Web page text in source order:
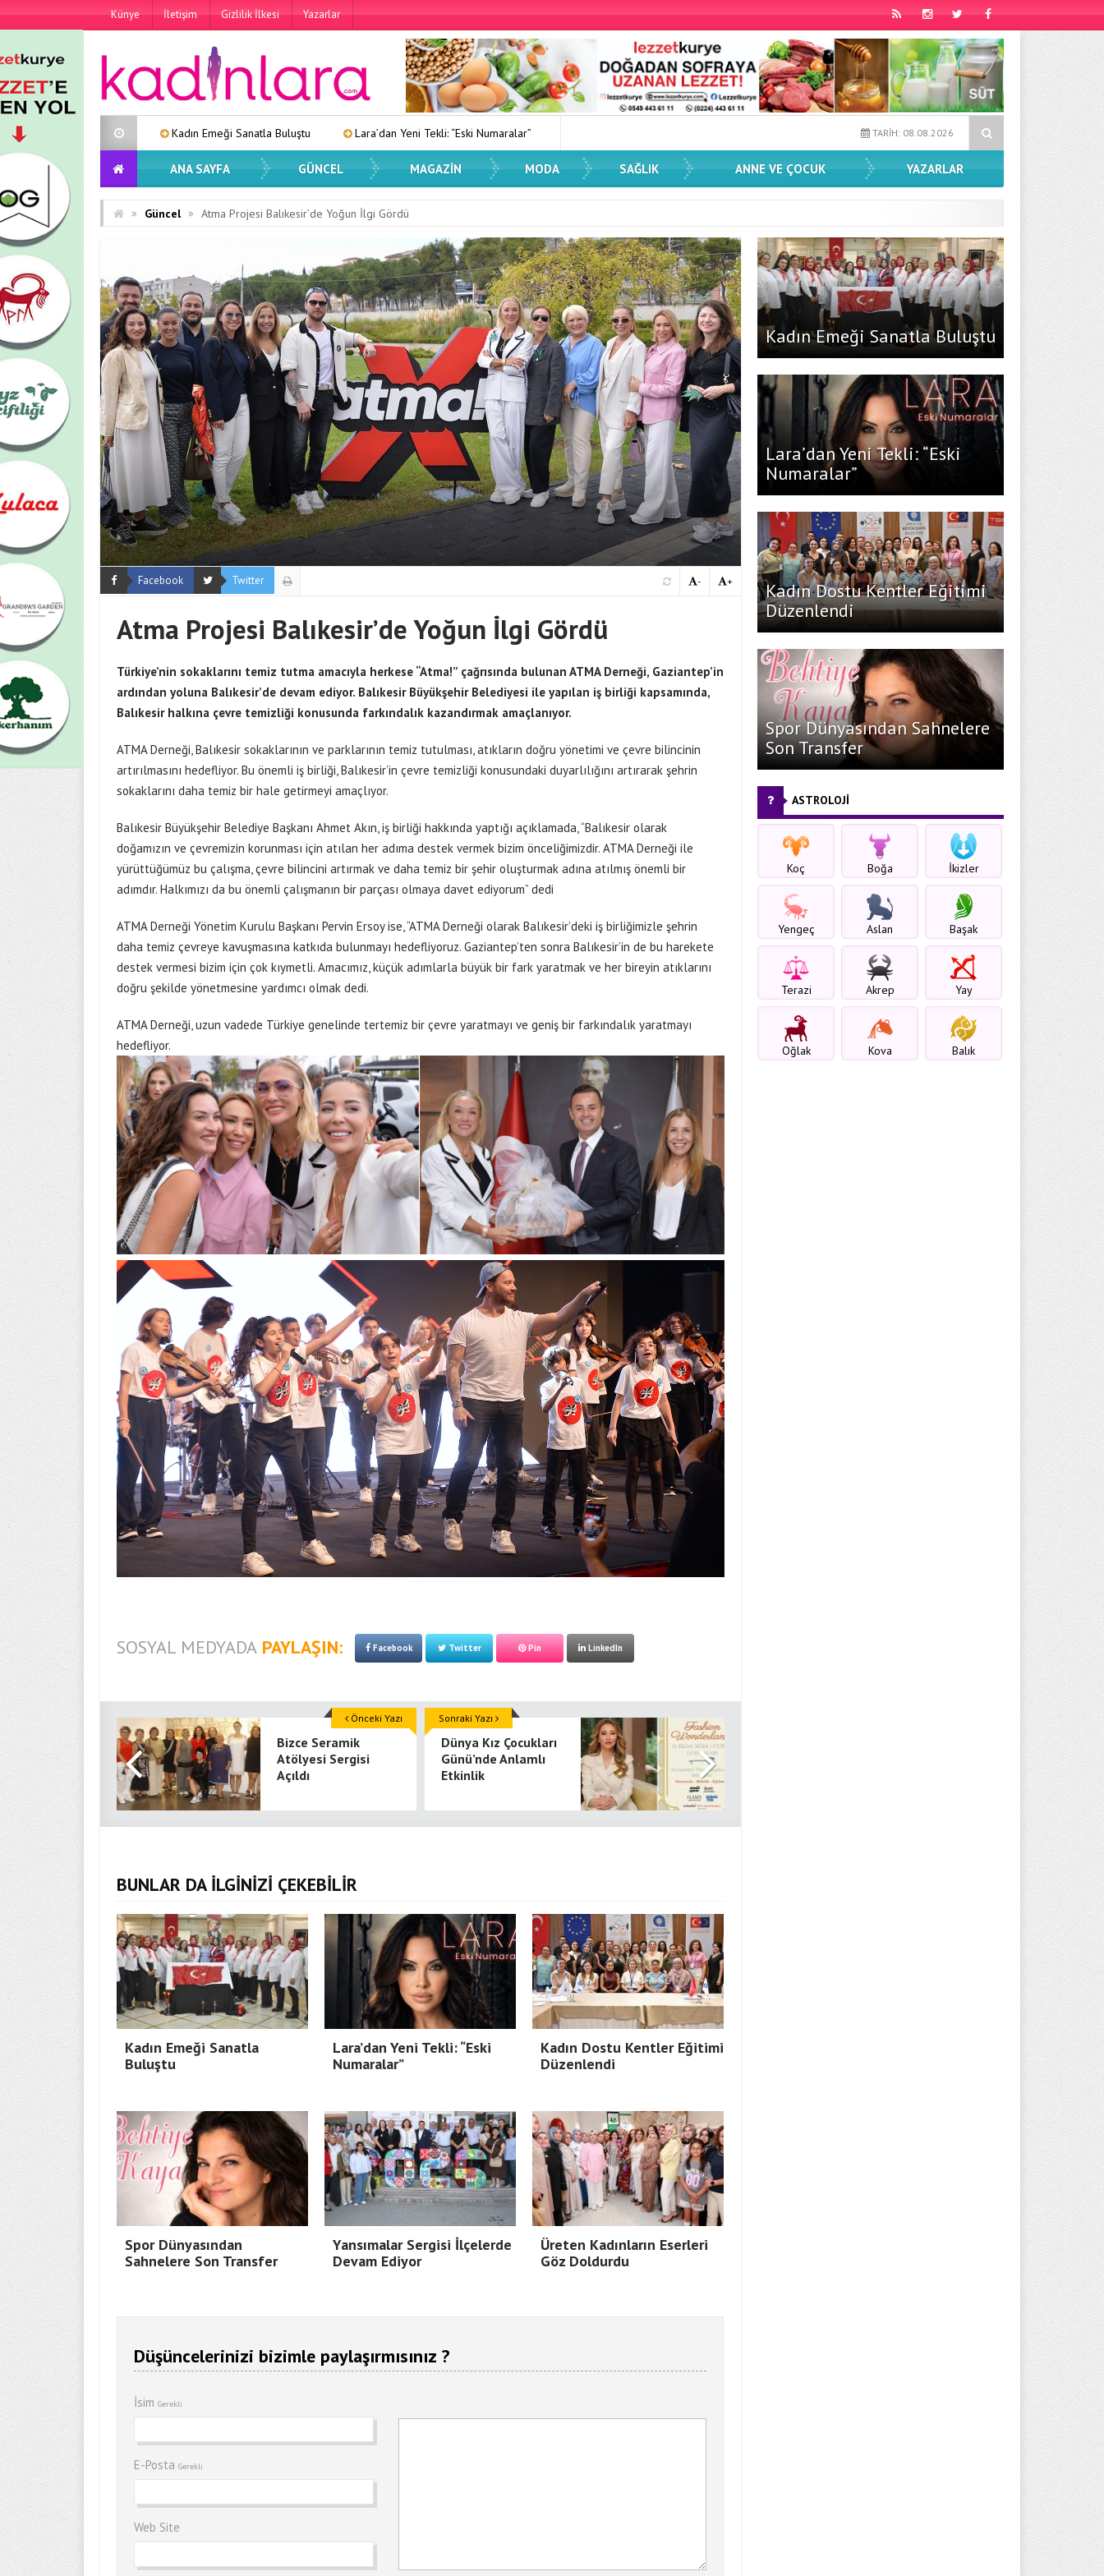
Künye İletişim Gizlilik İlkesi Yazarlar
Kadın Emeği Sanatla Buluştu Lara’dan Yeni Tekli: “Eski Numaralar” Kadın Dostu Kentler Eğitimi Düzenlendi Spor Dünyasından Sahnelere Son Transfer Yansımalar Sergisi
TARİH: 08.08.2026
ANA SAYFA GÜNCEL MAGAZIN MODA SAĞLIK ANNE VE ÇOCUK YAZARLAR
» Güncel » Atma Projesi Balıkesir’de Yoğun İlgi Gördü
Facebook Twitter +
-
Atma Projesi Balıkesir’de Yoğun İlgi Gördü
Türkiye’nin sokaklarını temiz tutma amacıyla herkese “Atma!” çağrısında bulunan ATMA Derneği, Gaziantep’in
ardından yoluna Balıkesir’de devam ediyor. Balıkesir Büyükşehir Belediyesi ile yapılan iş birliği kapsamında,
Balıkesir halkına çevre temizliği konusunda farkındalık kazandırmak amaçlanıyor.
ATMA Derneği, Balıkesir sokaklarının ve parklarının temiz tutulması, atıkların doğru yönetimi ve çevre bilincinin
artırılmasını hedefliyor. Bu önemli iş birliği, Balıkesir’in çevre temizliği konusundaki duyarlılığını artırarak şehrin
sokaklarını daha temiz bir hale getirmeyi amaçlıyor.
Balıkesir Büyükşehir Belediye Başkanı Ahmet Akın, iş birliği hakkında yaptığı açıklamada, “Balıkesir olarak
doğamızın ve çevremizin korunması için atılan her adıma destek vermek bizim önceliğimizdir. ATMA Derneği ile
yürüttüğümüz bu çalışma, çevre bilincini artırmak ve daha temiz bir şehir oluşturmak adına atılmış önemli bir
adımdır. Halkımızı da bu önemli çalışmanın bir parçası olmaya davet ediyorum” dedi
ATMA Derneği Yönetim Kurulu Başkanı Pervin Ersoy ise, “ATMA Derneği olarak Balıkesir’deki iş birliğimizle şehrin
daha temiz çevreye kavuşmasına katkıda bulunmayı hedefliyoruz. Gaziantep’ten sonra Balıkesir’in de bu harekete
destek vermesi bizim için çok kıymetli. Amacımız, küçük adımlarla büyük bir fark yaratmak ve her bireyin atıklarını
doğru şekilde yönetmesine yardımcı olmak dedi.
ATMA Derneği, uzun vadede Türkiye genelinde tertemiz bir çevre yaratmayı ve geniş bir farkındalık yaratmayı
hedefliyor.
SOSYAL MEDYADA PAYLAŞIN: Facebook Twitter Pin LinkedIn
Bizce Seramik
Atölyesi Sergisi
Açıldı
Önceki Yazı
Dünya Kız Çocukları
Günü’nde Anlamlı
Etkinlik
Sonraki Yazı
BUNLAR DA İLGİNİZİ ÇEKEBİLİR
Kadın Emeği Sanatla
Buluştu
Lara’dan Yeni Tekli: “Eski
Numaralar”
Kadın Dostu Kentler Eğitimi
Düzenlendi
Spor Dünyasından
Sahnelere Son Transfer
Yansımalar Sergisi İlçelerde
Devam Ediyor
Üreten Kadınların Eserleri
Göz Doldurdu
Düşüncelerinizi bizimle paylaşırmısınız ?
İsim Gerekli
E-Posta Gerekli
Web Site
Kadın Emeği Sanatla Buluştu
Lara’dan Yeni Tekli: “Eski
Numaralar”
Kadın Dostu Kentler Eğitimi
Düzenlendi
Spor Dünyasından Sahnelere
Son Transfer
ASTROLOJİ
Koç Boğa İkizler
Yengeç Aslan Başak
Terazi Akrep Yay
Oğlak Kova Balık